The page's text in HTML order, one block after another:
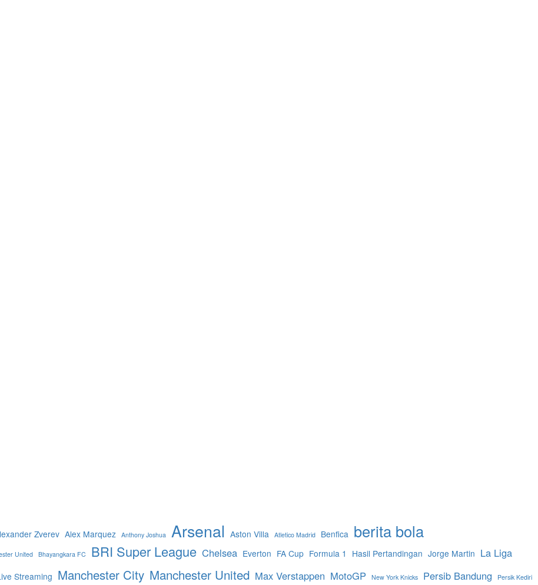
Zverev Alex Marquez Anthony Joshua Arsenal Aston Villa Atletico Madrid Benfica berita bola
United Bhayangkara FC BRI Super League Chelsea Everton FA Cup Formula 1 Hasil Pertandingan Jorge Martin La Liga
Streaming Manchester City Manchester United Max Verstappen MotoGP New York Knicks Persib Bandung Persik Kediri